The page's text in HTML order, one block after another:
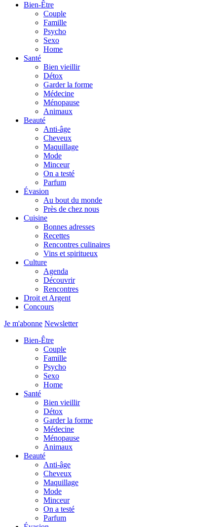
Bien-Être
Couple
Famille
Psycho
Sexo
Home
Santé
Bien vieillir
Détox
Garder la forme
Médecine
Ménopause
Animaux
Beauté
Anti-âge
Cheveux
Maquillage
Mode
Minceur
On a testé
Parfum
Évasion
Au bout du monde
Près de chez nous
Cuisine
Bonnes adresses
Recettes
Rencontres culinaires
Vins et spiritueux
Culture
Agenda
Découvrir
Rencontres
Droit et Argent
Concours
Je m'abonne Newsletter
Bien-Être
Couple
Famille
Psycho
Sexo
Home
Santé
Bien vieillir
Détox
Garder la forme
Médecine
Ménopause
Animaux
Beauté
Anti-âge
Cheveux
Maquillage
Mode
Minceur
On a testé
Parfum